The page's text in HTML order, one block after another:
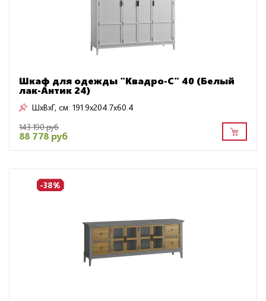
Шкаф для одежды "Квадро-С" 40 (Белый
лак-Антик 24)
ШxВxГ, см: 191.9x204.7x60.4
143 190 руб
88 778 руб
-38%